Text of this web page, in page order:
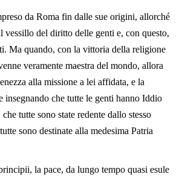
da Roma fin dalle sue origini, allorché
vessillo del diritto delle genti e, con questo,
Ma quando, con la vittoria della religione
veramente maestra del mondo, allora
alla missione a lei affidata, e la
insegnando che tutte le genti hanno Iddio
tutte sono state redente dallo stesso
sono destinate alla medesima Patria
la pace, da lungo tempo quasi esule